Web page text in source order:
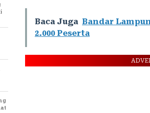
Baca Juga Bandar
2.000 Peserta